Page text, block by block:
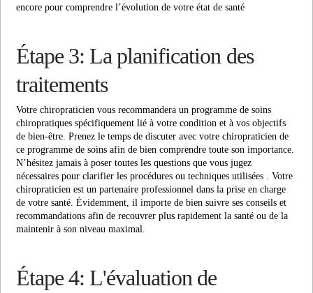
encore pour comprendre l’évolution de votre état de santé
Étape 3: La planification des
traitements
Votre chiropraticien vous recommandera un programme de soins
chiropratiques spécifiquement lié à votre condition et à vos objectifs
de bien-être. Prenez le temps de discuter avec votre chiropraticien de
ce programme de soins afin de bien comprendre toute son importance.
N’hésitez jamais à poser toutes les questions que vous jugez
nécessaires pour clarifier les procédures ou techniques utilisées . Votre
chiropraticien est un partenaire professionnel dans la prise en charge
de votre santé. Évidemment, il importe de bien suivre ses conseils et
recommandations afin de recouvrer plus rapidement la santé ou de la
maintenir à son niveau maximal.
Étape 4: L'évaluation de